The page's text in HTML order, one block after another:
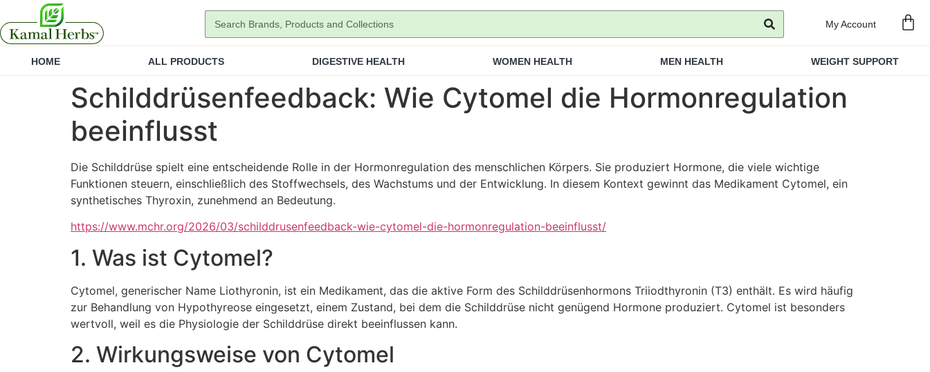
My Account
HOME ALL PRODUCTS DIGESTIVE HEALTH WOMEN HEALTH MEN HEALTH WEIGHT SUPPORT
Schilddrüsenfeedback: Wie Cytomel die Hormonregulation
beeinflusst
Die Schilddrüse spielt eine entscheidende Rolle in der Hormonregulation des menschlichen Körpers. Sie produziert Hormone, die viele wichtige
Funktionen steuern, einschließlich des Stoffwechsels, des Wachstums und der Entwicklung. In diesem Kontext gewinnt das Medikament Cytomel, ein
synthetisches Thyroxin, zunehmend an Bedeutung.
https://www.mchr.org/2026/03/schilddrusenfeedback-wie-cytomel-die-hormonregulation-beeinflusst/
1. Was ist Cytomel?
Cytomel, generischer Name Liothyronin, ist ein Medikament, das die aktive Form des Schilddrüsenhormons Triiodthyronin (T3) enthält. Es wird häufig
zur Behandlung von Hypothyreose eingesetzt, einem Zustand, bei dem die Schilddrüse nicht genügend Hormone produziert. Cytomel ist besonders
wertvoll, weil es die Physiologie der Schilddrüse direkt beeinflussen kann.
2. Wirkungsweise von Cytomel